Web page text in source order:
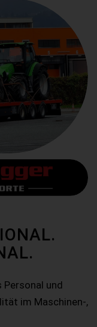
Personal und
im Maschinen-,